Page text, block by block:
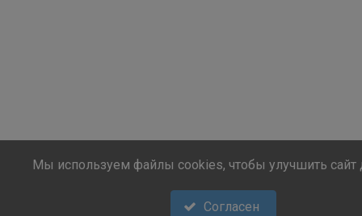
Мы используем файлы cookies, чтобы улучшить сайт
Согласен